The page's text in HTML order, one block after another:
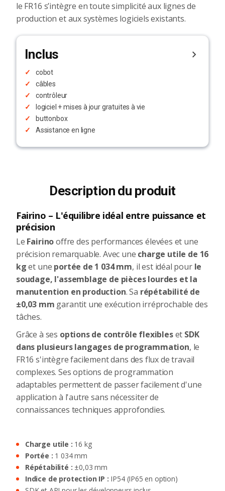
le FR16 s’intègre en toute simplicité aux lignes de
production et aux systèmes logiciels existants.
Inclus
cobot
câbles
contrôleur
logiciel + mises à jour gratuites à vie
buttonbox
Assistance en ligne
Description du produit
Fairino – L'équilibre idéal entre puissance et
précision
Le Fairinooffre des performances élevées et une
précision remarquable. Avec une charge utile de 16
kget une portée de 1 034 mm, il est idéal pour le
soudage, l'assemblage de pièces lourdes et la
manutention en production. Sa répétabilité de
±0,03 mm garantit une exécution irréprochable des
tâches.
Grâce à ses options de contrôle flexibleset SDK
dans plusieurs langages de programmation, le
FR16 s'intègre facilement dans des flux de travail
complexes. Ses options de programmation
adaptables permettent de passer facilement d'une
application à l'autre sans nécessiter de
connaissances techniques approfondies.
‍Charge utile : 16 kg
‍Portée : 1 034 mm
‍Répétabilité : ±0,03 mm
‍Indice de protection IP : IP54 (IP65 en option)